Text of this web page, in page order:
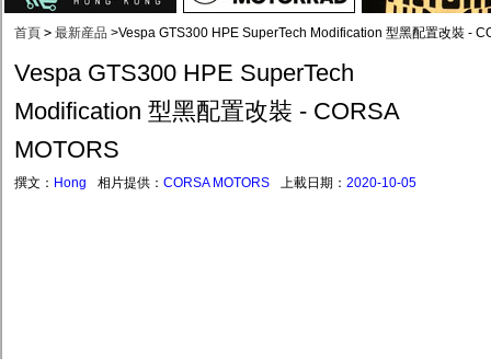
首頁 > 最新産品 >Vespa GTS300 HPE SuperTech Modification 型黑配置改裝 -
Vespa GTS300 HPE SuperTech
Modification 型黑配置改裝 - CORSA
MOTORS
撰文： Hong 相片提供： CORSA MOTORS 上載日期： 2020-10-05